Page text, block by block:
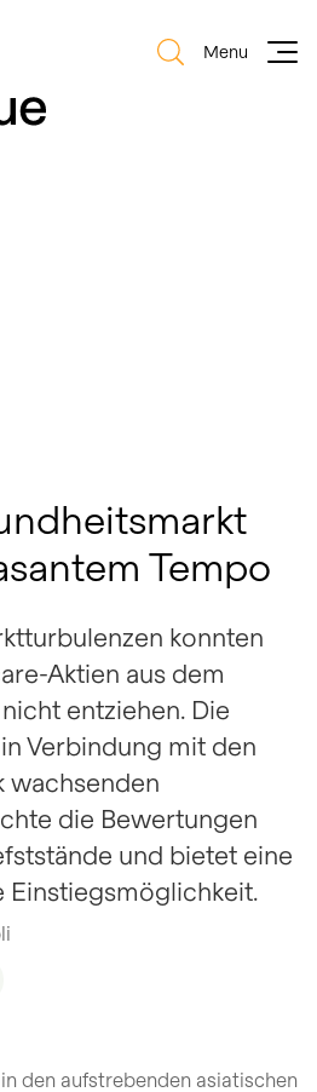
Menu
Tempo
konnten
Aktien aus dem
entziehen. Die
Verbindung mit den
wachsenden
die Bewertungen
und bietet eine
Einstiegsmöglichkeit.
den aufstrebenden asiatischen